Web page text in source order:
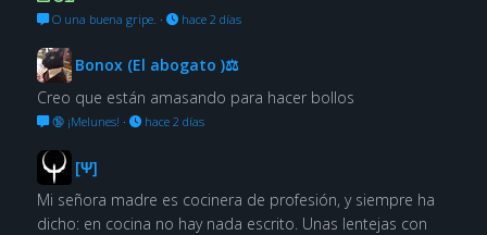
O una buena gripe. · hace 2 días
Bonox (El abogato )⚖
Creo que están amasando para hacer bollos
🔞 ¡Melunes! · hace 2 días
[Ψ]
Mi señora madre es cocinera de profesión, y siempre ha
dicho: en cocina no hay nada escrito. Unas lentejas con